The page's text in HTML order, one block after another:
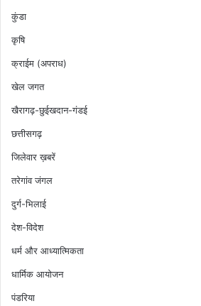
कुंडा
कृषि
क्राईम (अपराध)
खेल जगत
खैरागढ़-छुईखदान-गंडई
छत्तीसगढ़
जिलेवार ख़बरें
तरेगांव जंगल
दुर्ग-भिलाई
देश-विदेश
धर्म और आध्यात्मिकता
धार्मिक आयोजन
पंडरिया